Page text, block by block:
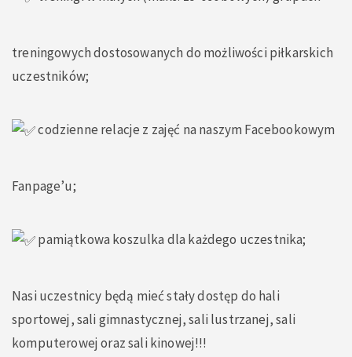
treningowych dostosowanych do możliwości piłkarskich
uczestników;
codzienne relacje z zajęć na naszym Facebookowym
Fanpage’u;
pamiątkowa koszulka dla każdego uczestnika;
Nasi uczestnicy będą mieć stały dostęp do hali
sportowej, sali gimnastycznej, sali lustrzanej, sali
komputerowej oraz sali kinowej!!!